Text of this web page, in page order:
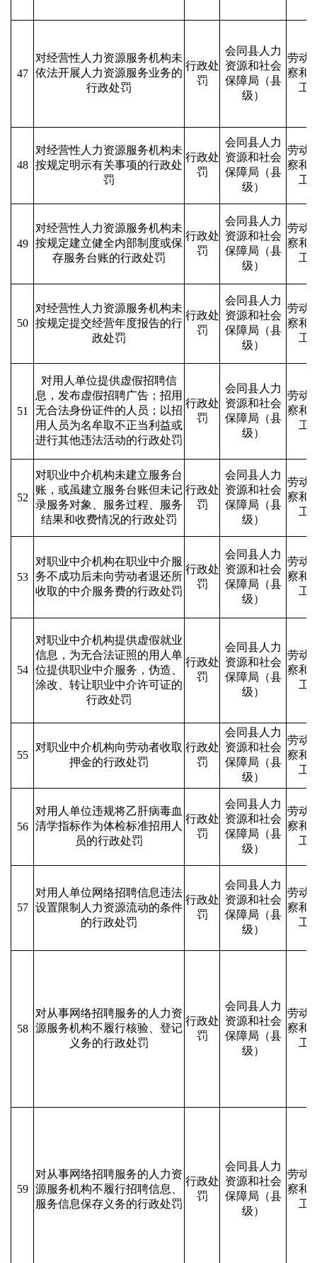
47
对经营性人力资源服务机构未
依法开展人力资源服务业务的
行政处罚
行政处
罚
会同县人力
资源和社会
保障局（县
级）
劳动
察和
工
48
对经营性人力资源服务机构未
按规定明示有关事项的行政处
罚
行政处
罚
会同县人力
资源和社会
保障局（县
级）
劳动
察和
工
49
对经营性人力资源服务机构未
按规定建立健全内部制度或保
存服务台账的行政处罚
行政处
罚
会同县人力
资源和社会
保障局（县
级）
劳动
察和
工
50
对经营性人力资源服务机构未
按规定提交经营年度报告的行
政处罚
行政处
罚
会同县人力
资源和社会
保障局（县
级）
劳动
察和
工
51
对用人单位提供虚假招聘信
息，发布虚假招聘广告；招用
无合法身份证件的人员；以招
用人员为名牟取不正当利益或
进行其他违法活动的行政处罚
行政处
罚
会同县人力
资源和社会
保障局（县
级）
劳动
察和
工
52
对职业中介机构未建立服务台
账，或虽建立服务台账但未记
录服务对象、服务过程、服务
结果和收费情况的行政处罚
行政处
罚
会同县人力
资源和社会
保障局（县
级）
劳动
察和
工
53
对职业中介机构在职业中介服
务不成功后未向劳动者退还所
收取的中介服务费的行政处罚
行政处
罚
会同县人力
资源和社会
保障局（县
级）
劳动
察和
工
54
对职业中介机构提供虚假就业
信息，为无合法证照的用人单
位提供职业中介服务，伪造、
涂改、转让职业中介许可证的
行政处罚
行政处
罚
会同县人力
资源和社会
保障局（县
级）
劳动
察和
工
55
对职业中介机构向劳动者收取
押金的行政处罚
行政处
罚
会同县人力
资源和社会
保障局（县
级）
劳动
察和
工
56
对用人单位违规将乙肝病毒血
清学指标作为体检标准招用人
员的行政处罚
行政处
罚
会同县人力
资源和社会
保障局（县
级）
劳动
察和
工
57
对用人单位网络招聘信息违法
设置限制人力资源流动的条件
的行政处罚
行政处
罚
会同县人力
资源和社会
保障局（县
级）
劳动
察和
工
58
对从事网络招聘服务的人力资
源服务机构不履行核验、登记
义务的行政处罚
行政处
罚
会同县人力
资源和社会
保障局（县
级）
劳动
察和
工
59
对从事网络招聘服务的人力资
源服务机构不履行招聘信息、
服务信息保存义务的行政处罚
行政处
罚
会同县人力
资源和社会
保障局（县
级）
劳动
察和
工